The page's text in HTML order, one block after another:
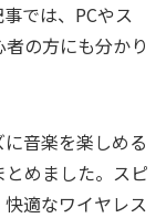
では、PCやス
の方にも分かり
音楽を楽しめる
めました。スピ
適なワイヤレス